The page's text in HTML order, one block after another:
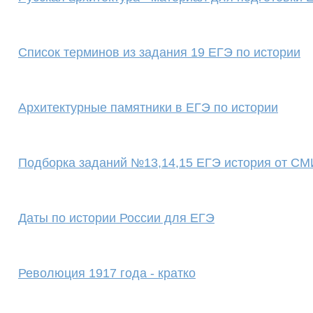
Cписок терминов из задания 19 ЕГЭ по истории
Архитектурные памятники в ЕГЭ по истории
Подборка заданий №13,14,15 ЕГЭ история от
Даты по истории России для ЕГЭ
Революция 1917 года - кратко